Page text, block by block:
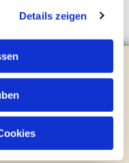
Details zeigen
Steinhagen